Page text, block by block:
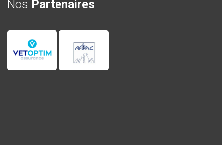
Nos Partenaires